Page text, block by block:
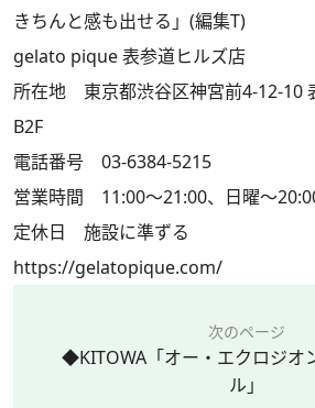
きちんと感も出せる」(編集T)
gelato pique 表参道ヒルズ店
所在地 東京都渋谷区神宮前4-12-10
B2F
電話番号 03-6384-5215
営業時間 11:00〜21:00、日曜〜
定休日 施設に準ずる
https://gelatopique.com/
次のページ
◆KITOWA「オー・エクロジオ
ル」